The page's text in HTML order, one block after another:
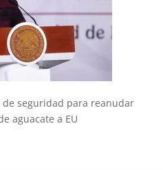
seguridad para reanudar
aguacate a EU